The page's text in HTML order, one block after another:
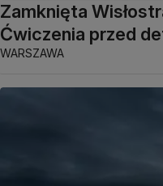
Zamknięta
Ćwiczenia przed
WARSZAWA